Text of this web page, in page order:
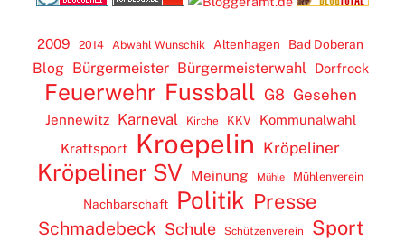
2009 2014 Abwahl Wunschik Altenhagen Bad Doberan
Blog Bürgermeister Bürgermeisterwahl Dorfrock
Feuerwehr Fussball G8 Gesehen
Jennewitz Karneval Kirche KKV
Kommunalwahl
Kraftsport
Kroepelin Kröpeliner
Kröpeliner SV Meinung Mühle Mühlenverein
Nachbarschaft Politik Presse
Schmadebeck Schule Schützenverein Sport